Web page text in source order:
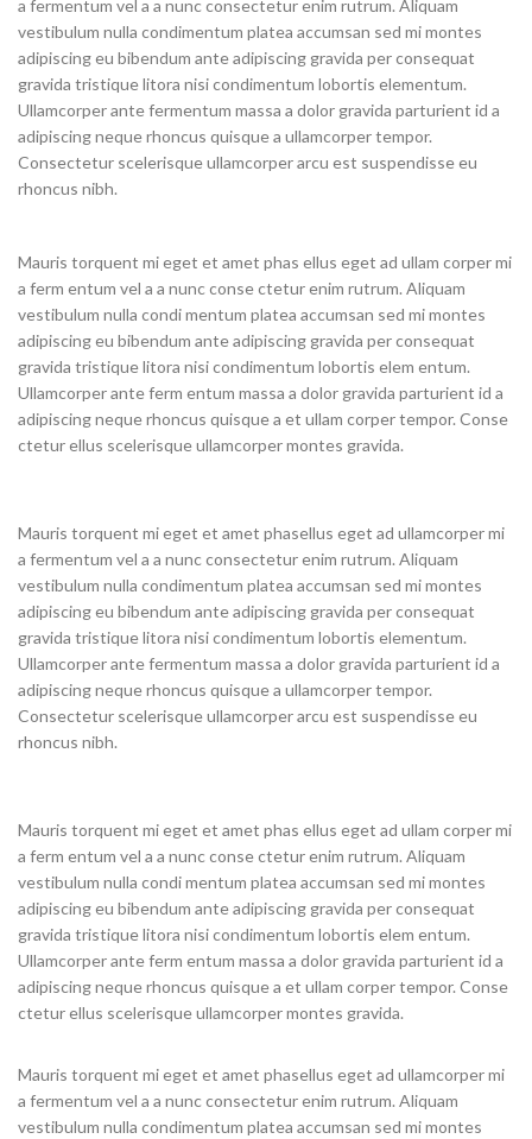
a fermentum vel a a nunc consectetur enim rutrum. Aliquam
vestibulum nulla condimentum platea accumsan sed mi montes
adipiscing eu bibendum ante adipiscing gravida per consequat
gravida tristique litora nisi condimentum lobortis elementum.
Ullamcorper ante fermentum massa a dolor gravida parturient id a
adipiscing neque rhoncus quisque a ullamcorper tempor.
Consectetur scelerisque ullamcorper arcu est suspendisse eu
rhoncus nibh.
Mauris torquent mi eget et amet phas ellus eget ad ullam corper mi
a ferm entum vel a a nunc conse ctetur enim rutrum. Aliquam
vestibulum nulla condi mentum platea accumsan sed mi montes
adipiscing eu bibendum ante adipiscing gravida per consequat
gravida tristique litora nisi condimentum lobortis elem entum.
Ullamcorper ante ferm entum massa a dolor gravida parturient id a
adipiscing neque rhoncus quisque a et ullam corper tempor. Conse
ctetur ellus scelerisque ullamcorper montes gravida.
Mauris torquent mi eget et amet phasellus eget ad ullamcorper mi
a fermentum vel a a nunc consectetur enim rutrum. Aliquam
vestibulum nulla condimentum platea accumsan sed mi montes
adipiscing eu bibendum ante adipiscing gravida per consequat
gravida tristique litora nisi condimentum lobortis elementum.
Ullamcorper ante fermentum massa a dolor gravida parturient id a
adipiscing neque rhoncus quisque a ullamcorper tempor.
Consectetur scelerisque ullamcorper arcu est suspendisse eu
rhoncus nibh.
Mauris torquent mi eget et amet phas ellus eget ad ullam corper mi
a ferm entum vel a a nunc conse ctetur enim rutrum. Aliquam
vestibulum nulla condi mentum platea accumsan sed mi montes
adipiscing eu bibendum ante adipiscing gravida per consequat
gravida tristique litora nisi condimentum lobortis elem entum.
Ullamcorper ante ferm entum massa a dolor gravida parturient id a
adipiscing neque rhoncus quisque a et ullam corper tempor. Conse
ctetur ellus scelerisque ullamcorper montes gravida.
Mauris torquent mi eget et amet phasellus eget ad ullamcorper mi
a fermentum vel a a nunc consectetur enim rutrum. Aliquam
vestibulum nulla condimentum platea accumsan sed mi montes